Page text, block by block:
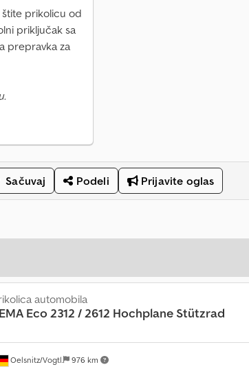
prikolicu od
priključak sa
prepravka za
Sačuvaj Podeli Prijavite oglas
Oelsnitz/Vogtl. 976 km
automobila
Eco 2312 / 2612 Hochplane Stützrad